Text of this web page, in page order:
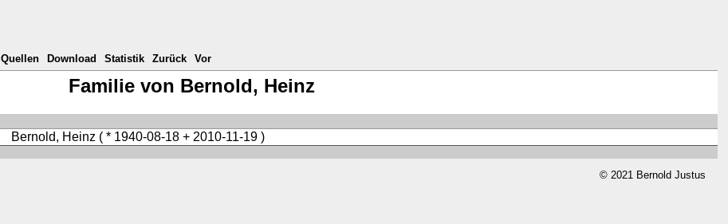
Quellen Download Statistik Zurück Vor
Familie von Bernold, Heinz
Bernold, Heinz( * 1940-08-18 + 2010-11-19 )
© 2021 Bernold Justus